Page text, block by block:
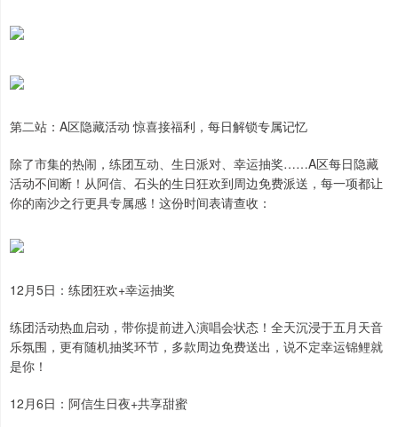
第二站：A区隐藏活动 惊喜接福利，每日解锁专属记忆
除了市集的热闹，练团互动、生日派对、幸运抽奖……A区每日隐藏
活动不间断！从阿信、石头的生日狂欢到周边免费派送，每一项都让
你的南沙之行更具专属感！这份时间表请查收：
12月5日：练团狂欢+幸运抽奖
练团活动热血启动，带你提前进入演唱会状态！全天沉浸于五月天音
乐氛围，更有随机抽奖环节，多款周边免费送出，说不定幸运锦鲤就
是你！
12月6日：阿信生日夜+共享甜蜜